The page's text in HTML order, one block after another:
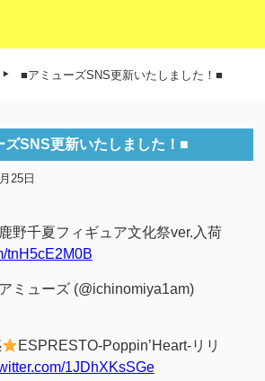
■アミューズSNS更新いたしました！■
ズSNS更新いたしました！■
25日
鹿野千夏フィギュア文化祭ver.入荷
tnH5cE2M0B
ミューズ (@ichinomiya1am)
ESPRESTO-Poppin’Heart-リリ
1JDhXKsSGe